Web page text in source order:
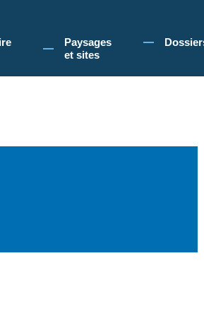
l'utilisation de cookies pour vous
Paysages
et sites